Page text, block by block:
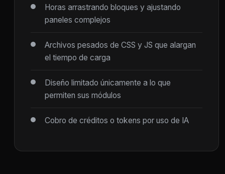
Horas arrastrando bloques y ajustando
paneles complejos
Archivos pesados de CSS y JS que alargan
el tiempo de carga
Diseño limitado únicamente a lo que
permiten sus módulos
Cobro de créditos o tokens por uso de IA